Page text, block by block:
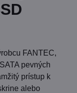
FANTEC,
pevných
prístup k
alebo